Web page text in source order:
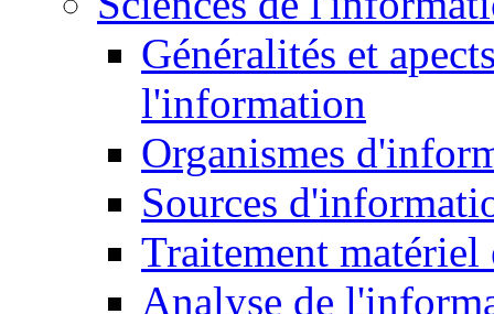
Généralités et
l'information
Organismes
Sources
Traitement matériel
Analyse de